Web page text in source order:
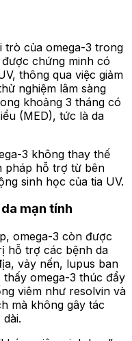
trò của omega-3 trong
chứng minh có
thông qua việc giảm
nghiệm lâm sàng
khoảng 3 tháng có
(MED), tức là da
3 không thay thế
pháp hỗ trợ từ bên
sinh học của tia UV.
mạn tính
omega-3 còn được
hỗ trợ các bệnh da
vảy nến, lupus ban
omega-3 thúc đẩy
viêm như resolvin và
mà không gây tác